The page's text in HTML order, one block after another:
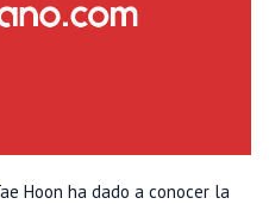
Hoon ha dado a conocer la